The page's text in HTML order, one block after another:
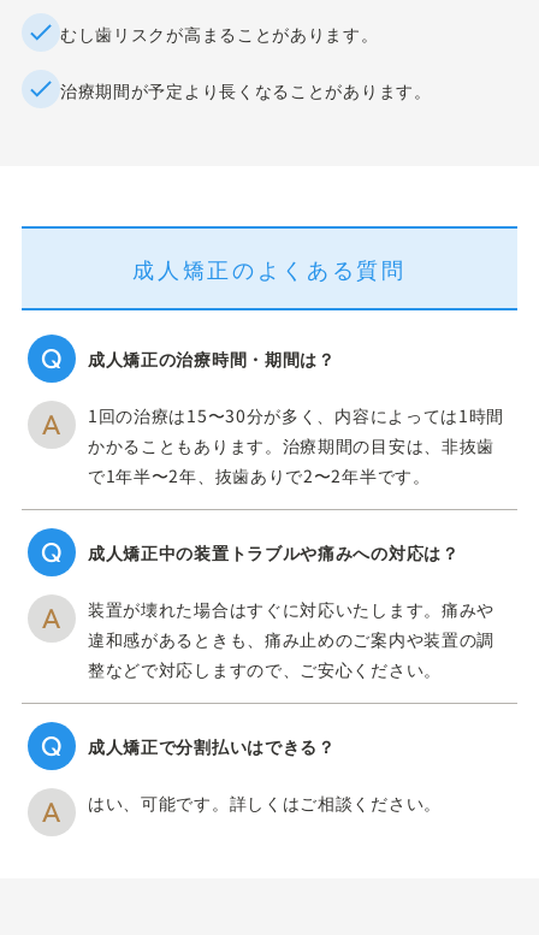
むし歯リスクが高まることがあります。
治療期間が予定より長くなることがあります。
成人矯正のよくある質問
成人矯正の治療時間・期間は？
1回の治療は15〜30分が多く、内容によっては1時間
かかることもあります。治療期間の目安は、非抜歯
で1年半〜2年、抜歯ありで2〜2年半です。
成人矯正中の装置トラブルや痛みへの対応は？
装置が壊れた場合はすぐに対応いたします。痛みや
違和感があるときも、痛み止めのご案内や装置の調
整などで対応しますので、ご安心ください。
成人矯正で分割払いはできる？
はい、可能です。詳しくはご相談ください。